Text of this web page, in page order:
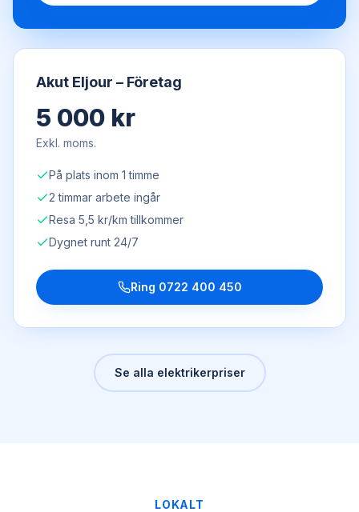
Akut Eljour – Företag
5 000 kr
Exkl. moms.
På plats inom 1 timme
2 timmar arbete ingår
Resa 5,5 kr/km tillkommer
Dygnet runt 24/7
Ring 0722 400 450
Se alla elektrikerpriser
LOKALT